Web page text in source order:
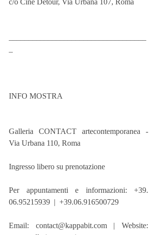
INFO MOSTRA
Galleria CONTACT artecontemporanea -
Via Urbana 110, Roma
Ingresso libero su prenotazione
Per appuntamenti e informazioni: +39.
06.95215939  |  +39.06.916500729
Email: contact@kappabit.com | Website: